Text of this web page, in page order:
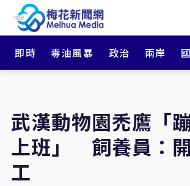
即時 毒油風暴 政治 兩岸
武漢動物園禿鷹「
上班」 飼養員：
工